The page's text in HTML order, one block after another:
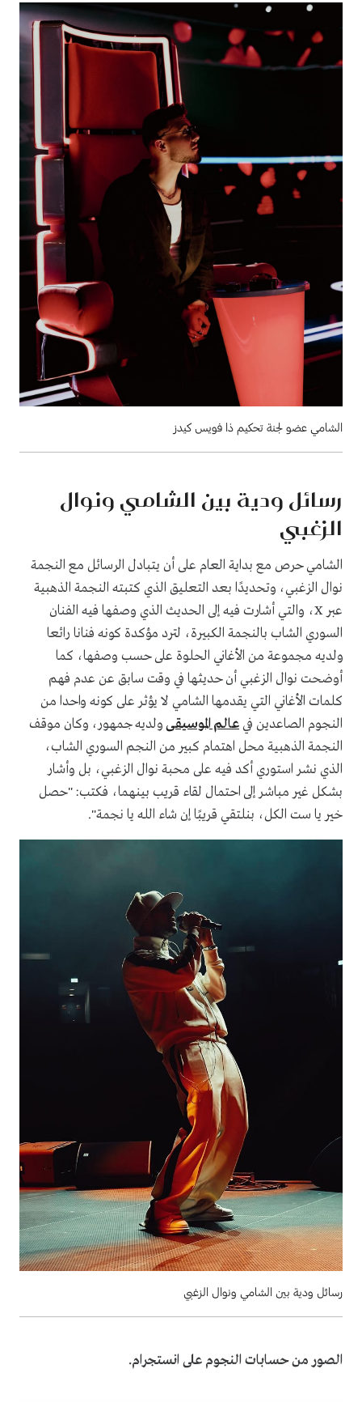
الشامي عضو لجنة تحكيم ذا فويس كيدز
رسائل ودية بين الشامي ونوال
الزغبي
الشامي حرص مع بداية العام على أن يتبادل الرسائل مع النجمة
نوال الزغبي، وتحديدًا بعد التعليق الذي كتبته النجمة الذهبية
عبر X، والتي أشارت فيه إلى الحديث الذي وصفها فيه الفنان
السوري الشاب بالنجمة الكبيرة، لترد مؤكدة كونه فنانا رائعا
ولديه مجموعة من الأغاني الحلوة على حسب وصفها، كما
أوضحت نوال الزغبي أن حديثها في وقت سابق عن عدم فهم
كلمات الأغاني التي يقدمها الشامي لا يؤثر على كونه واحدا من
النجوم الصاعدين في عالم الموسيقىولديه جمهور، وكان موقف
النجمة الذهبية محل اهتمام كبير من النجم السوري الشاب،
الذي نشر استوري أكد فيه على محبة نوال الزغبي، بل وأشار
بشكل غير مباشر إلى احتمال لقاء قريب بينهما، فكتب: "حصل
خير يا ست الكل، بنلتقي قريبًا إن شاء الله يا نجمة".
رسائل ودية بين الشامي ونوال الزغبي
الصور من حسابات النجوم على انستجرام.